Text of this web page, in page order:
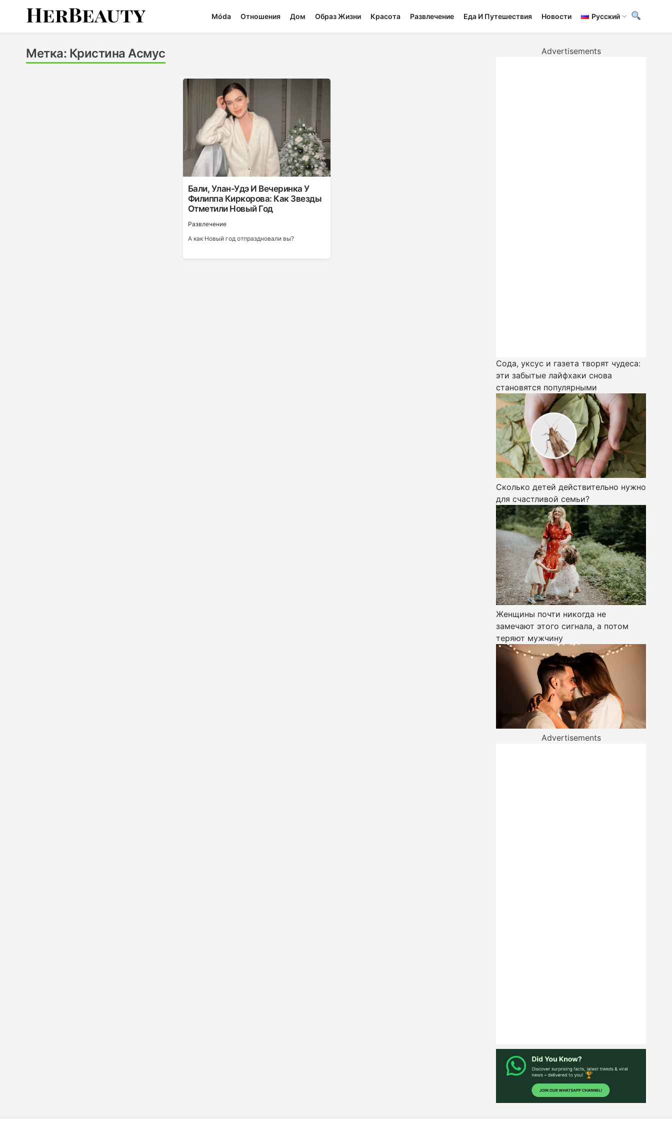
Móda Отношения Дом Образ Жизни Красота Развлечение Еда И Путешествия Новости Русский
Метка: Кристина Асмус
Бали, Улан-Удэ И Вечеринка У
Филиппа Киркорова: Как Звезды
Отметили Новый Год
Развлечение
А как Новый год отпраздновали вы?
Advertisements
Сода, уксус и газета творят чудеса:
эти забытые лайфхаки снова
становятся популярными
Сколько детей действительно нужно
для счастливой семьи?
Женщины почти никогда не
замечают этого сигнала, а потом
теряют мужчину
Advertisements